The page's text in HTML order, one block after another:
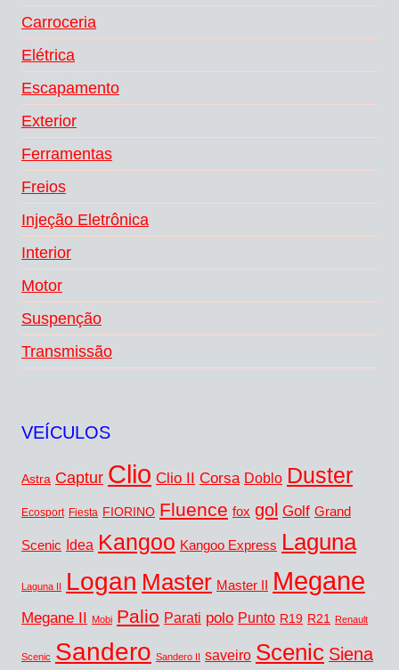
Carroceria
Elétrica
Escapamento
Exterior
Ferramentas
Freios
Injeção Eletrônica
Interior
Motor
Suspenção
Transmissão
VEÍCULOS
Astra Captur Clio Clio II Corsa Doblo Duster
Ecosport Fiesta FIORINO Fluence fox gol Golf Grand
Scenic Idea Kangoo Kangoo Express Laguna
Laguna II Logan Master Master II Megane
Megane II Mobi Palio Parati polo Punto R19 R21 Renault
Scenic Sandero Sandero II saveiro Scenic Siena